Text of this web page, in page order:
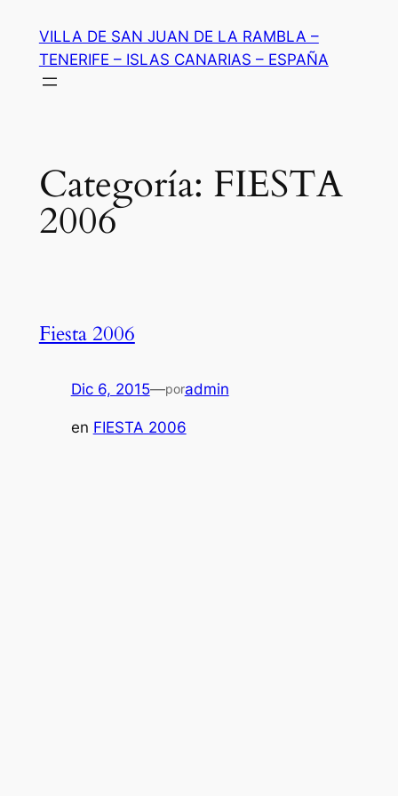
contenido
VILLA DE SAN JUAN DE LA RAMBLA –
TENERIFE – ISLAS CANARIAS – ESPAÑA
Categoría: FIESTA
2006
Fiesta 2006
Dic 6, 2015—poradmin
en FIESTA 2006